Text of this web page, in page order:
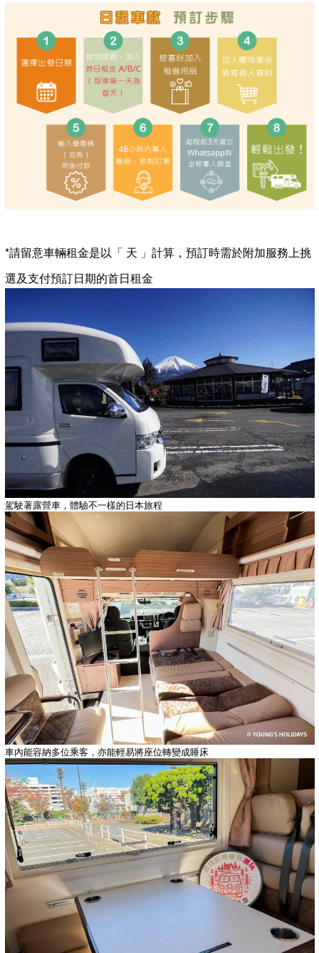
夠開回還車地點金額為200,000日圓。其他相關維修或清潔費
http://bit.ly/3XZyipr
小童(12歲以下)機票價格可與旅遊管家查詢。
價錢以當日最低價格之機票、酒店及附加費計算，確實之費用
或會因貨幣匯率及供應情況而有所變動，如費用因以上理由而
有所更改，恕不另行通知
旅遊產品一經確定, 所有內容不可更改, 所有巳繳款項則不接受
任何退款
因旅客未能在報名時提供旅遊証件給予本公司職員查閱,故旅客
必須自行查閱並確保個人及同行者
*已報名旅客之英文名字, 必須等同旅遊證件上英文名字
*旅遊証件有效期以出發日期計算, 並須達6 個月以上
*持有有效的簽証過境或入境
*護照上有足夠空白頁作入境用途
為了令旅程更安心, 香港旅遊業議會建議出外旅遊購買1份旅遊
保險以保障自己
細則如有更改，恕不另行通知
*請留意車輛租金是以「 天 」計算，預訂時需於附加服務上挑
選及支付預訂日期的首日租金
駕駛著露營車，體驗不一樣的日本旅程
車內能容納多位乘客，亦能輕易將座位轉變成睡床